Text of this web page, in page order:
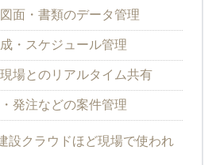
面・書類のデータ管理
・スケジュール管理
場とのリアルタイム共有
発注などの案件管理
設クラウドほど現場で使われ